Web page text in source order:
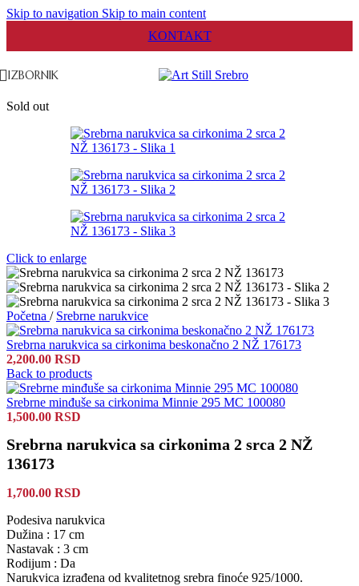
Skip to navigation Skip to main content
KONTAKT
IZBORNIK
Sold out
Click to enlarge
Početna / Srebrne narukvice
Srebrna narukvica sa cirkonima beskonačno 2 NŽ 176173
2,200.00 RSD
Back to products
Srebrne minđuše sa cirkonima Minnie 295 MC 100080
1,500.00 RSD
Srebrna narukvica sa cirkonima 2 srca 2 NŽ
136173
1,700.00 RSD
Podesiva narukvica
Dužina : 17 cm
Nastavak : 3 cm
Rodijum : Da
Narukvica izrađena od kvalitetnog srebra finoće 925/1000.